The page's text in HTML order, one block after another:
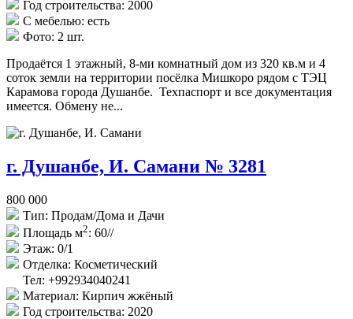
Год строительства: 2000
С мебелью: есть
Фото: 2 шт.
Продаётся 1 этажный, 8-ми комнатный дом из 320 кв.м и 4
соток земли на территории посёлка Мишкоро рядом с ТЭЦ
Карамова города Душанбе. Техпаспорт и все документация
имеется. Обмену не...
г. Душанбе, И. Самани № 3281
800 000
Тип: Продам/Дома и Дачи
Площадь м2: 60//
Этаж: 0/1
Отделка: Косметический
Тел: +992934040241
Материал: Кирпич жжёный
Год строительства: 2020